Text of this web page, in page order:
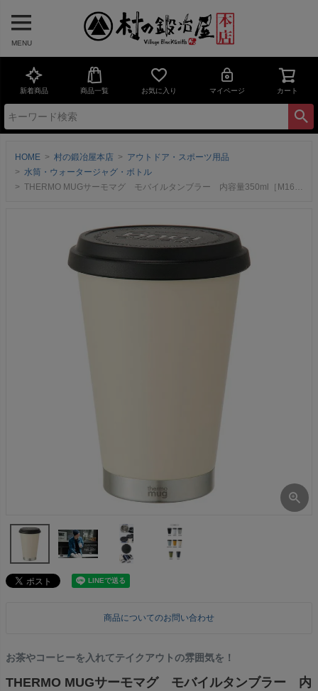
MENU
新着商品 商品一覧 お気に入り マイページ カート
HOME 村の鍛冶屋本店
アウトドア・スポーツ用品
水筒・ウォータージャグ・ボトル
THERMO MUGサーモマグ モバイルタンブラー 内容量350ml［M16-35］＜TAFCO＞真空二重構造の密閉式持ち運べるタンブラー！黒、白、銀、グレー、黄色、アイボリー、カーキ、ネイビー Mobile Tumbler【頑張って送料無料！】
商品についてのお問い合わせ
お茶やコーヒーを入れてテイクアウトの雰囲気を！
THERMO MUGサーモマグ モバイルタンブラー 内